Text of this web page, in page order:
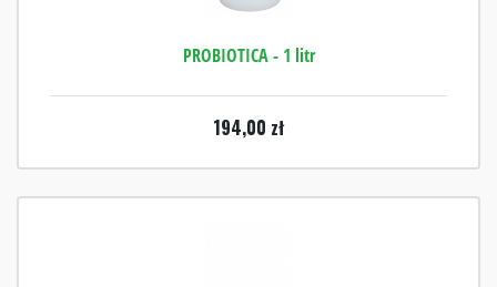
PROBIOTICA - 1 litr
194,00 zł